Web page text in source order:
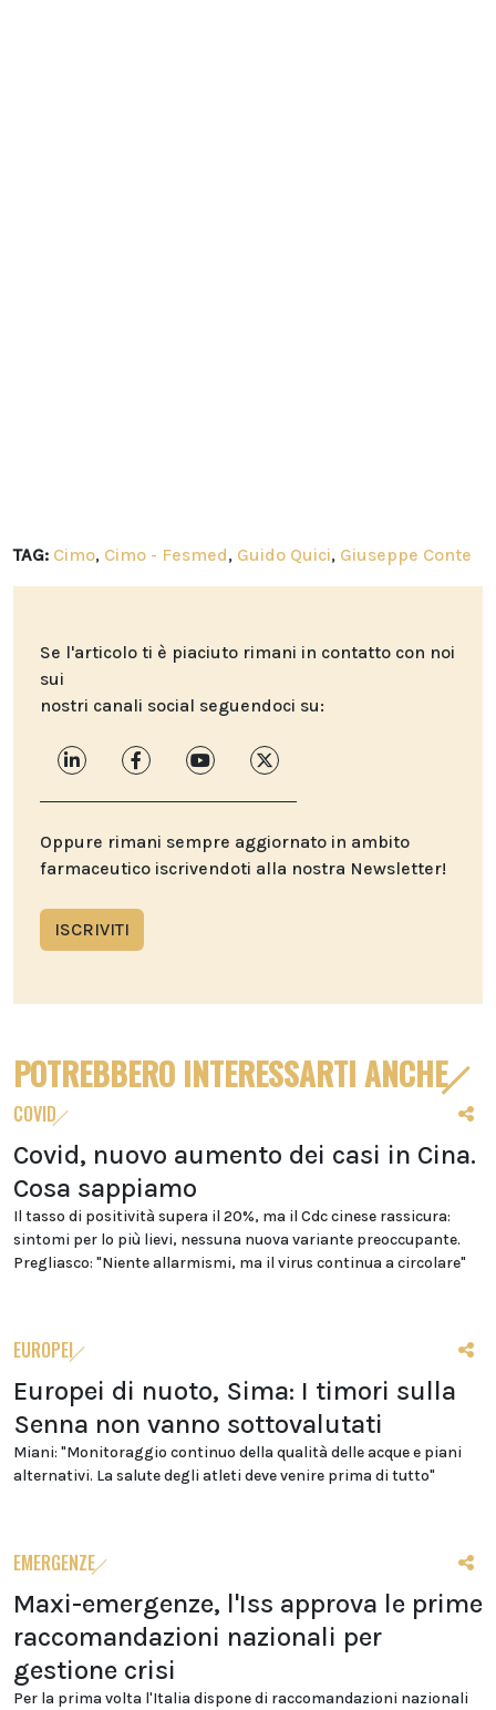
TAG: Cimo, Cimo - Fesmed, Guido Quici, Giuseppe Conte
Se l'articolo ti è piaciuto rimani in contatto con noi
sui
nostri canali social seguendoci su:
Oppure rimani sempre aggiornato in ambito
farmaceutico iscrivendoti alla nostra Newsletter!
ISCRIVITI
POTREBBERO INTERESSARTI ANCHE
COVID
Covid, nuovo aumento dei casi in Cina.
Cosa sappiamo
Il tasso di positività supera il 20%, ma il Cdc cinese rassicura:
sintomi per lo più lievi, nessuna nuova variante preoccupante.
Pregliasco: "Niente allarmismi, ma il virus continua a circolare"
EUROPEI
Europei di nuoto, Sima: I timori sulla
Senna non vanno sottovalutati
Miani: "Monitoraggio continuo della qualità delle acque e piani
alternativi. La salute degli atleti deve venire prima di tutto"
EMERGENZE
Maxi-emergenze, l'Iss approva le prime
raccomandazioni nazionali per
gestione crisi
Per la prima volta l'Italia dispone di raccomandazioni nazionali